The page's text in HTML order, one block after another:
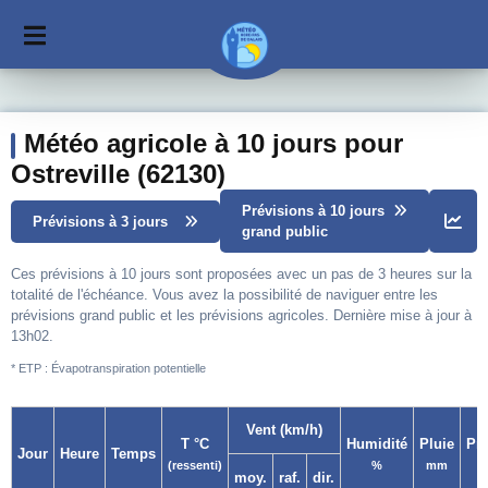
Météo agricole à 10 jours pour
Ostreville (62130)
Prévisions à 3 jours
Prévisions à 10 jours
grand public
Ces prévisions à 10 jours sont proposées avec un pas de 3 heures sur la
totalité de l'échéance. Vous avez la possibilité de naviguer entre les
prévisions grand public et les prévisions agricoles. Dernière mise à jour à
13h02.
* ETP : Évapotranspiration potentielle
Jour Heure Temps
T °C
(ressenti)
Vent (km/h)
Humidité
%
Pluie
mm
moy. raf. dir.